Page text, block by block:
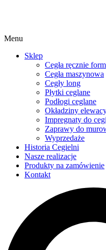
Menu
Sklep
Cegła ręcznie
Cegła maszynowa
Cegły long
Płytki ceglane
Podłogi ceglane
Okładziny
Impregnaty do
Zaprawy do
Wyprzedaże
Historia Cegielni
Nasze realizacje
Produkty na zamówienie
Kontakt